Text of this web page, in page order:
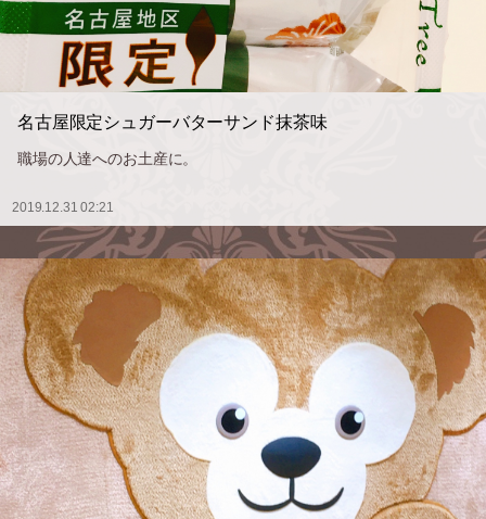
名古屋限定シュガーバターサンド抹茶味
職場の人達へのお土産に。
2019.12.31 02:21